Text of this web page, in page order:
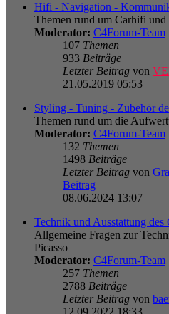
Hifi - Navigation -
Themen rund um Carhifi
Moderator: C4Forum-Team
107 Themen
933 Beiträge
Letzter Beitrag von
21.05.2019 05:53
Styling - Tuning - Zubehör
Themen rund um die
Moderator: C4Forum-Team
132 Themen
1498 Beiträge
Letzter Beitrag von
Beitrag
08.06.2024 13:07
Technik und Ausstattung des
Allgemeine Fragen zur
Picasso
Moderator: C4Forum-Team
257 Themen
2788 Beiträge
Letzter Beitrag von
12.09.2022 18:33